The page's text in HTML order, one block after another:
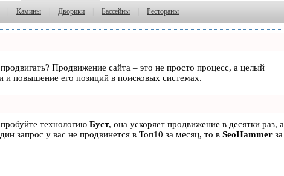
Камины Дворики Бассейны Рестораны
Продвижение сайта – это не просто процесс, а целый
и повышение его позиций в поисковых системах.
технологию Буст, она ускоряет продвижение в десятки раз, а
запрос у вас не продвинется в Топ10 за месяц, то в SeoHammer за